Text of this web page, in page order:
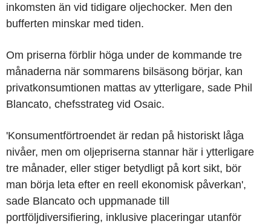
inkomsten än vid tidigare oljechocker. Men den
bufferten minskar med tiden.
Om priserna förblir höga under de kommande tre
månaderna när sommarens bilsäsong börjar, kan
privatkonsumtionen mattas av ytterligare, sade Phil
Blancato, chefsstrateg vid Osaic.
'Konsumentförtroendet är redan på historiskt låga
nivåer, men om oljepriserna stannar här i ytterligare
tre månader, eller stiger betydligt på kort sikt, bör
man börja leta efter en reell ekonomisk påverkan',
sade Blancato och uppmanade till
portföljdiversifiering, inklusive placeringar utanför